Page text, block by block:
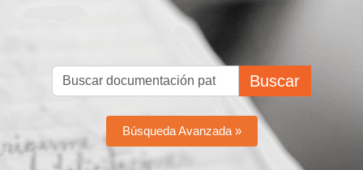
Buscar
Búsqueda Avanzada »